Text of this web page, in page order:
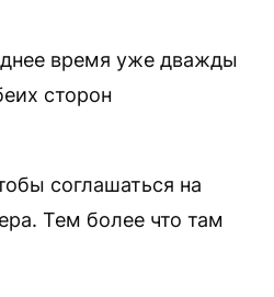
время уже дважды
сторон
соглашаться на
Тем более что там